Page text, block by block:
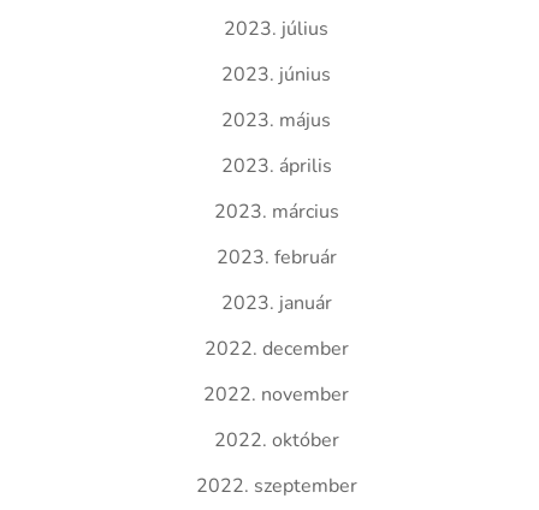
2023. július
2023. június
2023. május
2023. április
2023. március
2023. február
2023. január
2022. december
2022. november
2022. október
2022. szeptember